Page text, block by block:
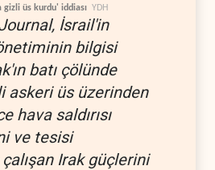
gizli üs kurdu' iddiası YDH
İsrail'in
bilgisi
batı çölünde
askeri üs üzerinden
hava saldırısı
ve tesisi
Irak güçlerini